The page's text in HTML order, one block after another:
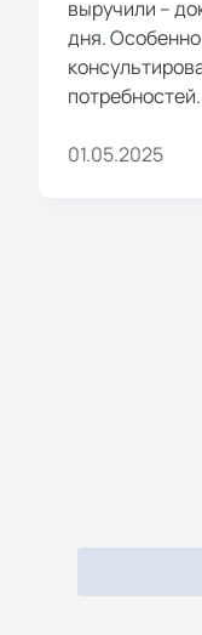
выручили –
дня.
потребностей.
01.05.2025